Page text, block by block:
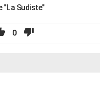
"La Sudiste"
0